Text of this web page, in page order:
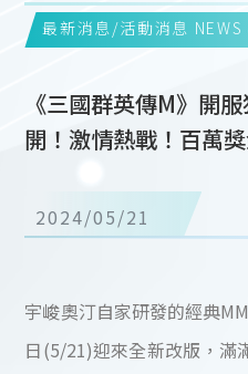
最新消息/活動消息
《三國群英傳M》開
開！激情熱戰！百萬
2024/05/21
宇峻奧汀自家研發的經典
日(5/21)迎來全新改版，滿